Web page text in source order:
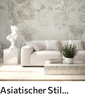
Asiatischer Stil